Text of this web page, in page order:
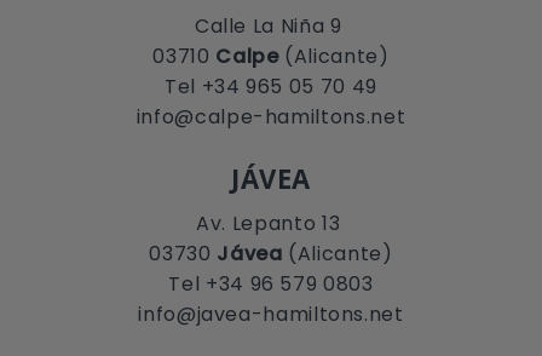
Calle La Niña 9
03710 Calpe(Alicante)
Tel +34 965 05 70 49
info@calpe-hamiltons.net
JÁVEA
Av. Lepanto 13
03730 Jávea (Alicante)
Tel +34 96 579 0803
info@javea-hamiltons.net